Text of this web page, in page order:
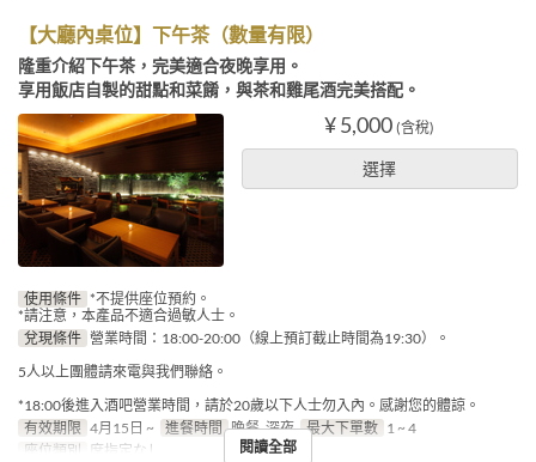
【大廳內桌位】下午茶（數量有限）
隆重介紹下午茶，完美適合夜晚享用。
享用飯店自製的甜點和菜餚，與茶和雞尾酒完美搭配。
¥ 5,000 (含稅)
選擇
使用條件 *不提供座位預約。
*請注意，本產品不適合過敏人士。
兌現條件 營業時間：18:00-20:00（線上預訂截止時間為19:30）。
5人以上團體請來電與我們聯絡。
*18:00後進入酒吧營業時間，請於20歲以下人士勿入內。感謝您的體諒。
有效期限 4月15日 ~ 進餐時間 晚餐, 深夜 最大下單數 1 ~ 4
座位類別
席指定なし 閱讀全部